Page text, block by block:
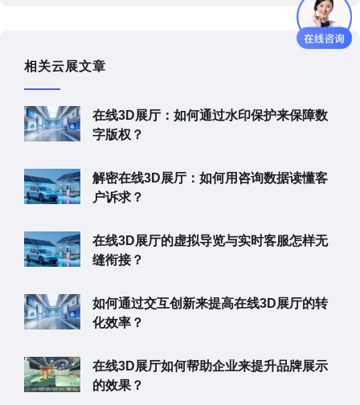
相关云展文章
在线3D展厅：如何通过水印保护来保障数
字版权？
解密在线3D展厅：如何用咨询数据读懂客
户诉求？
在线3D展厅的虚拟导览与实时客服怎样无
缝衔接？
如何通过交互创新来提高在线3D展厅的转
化效率？
在线3D展厅如何帮助企业来提升品牌展示
的效果？